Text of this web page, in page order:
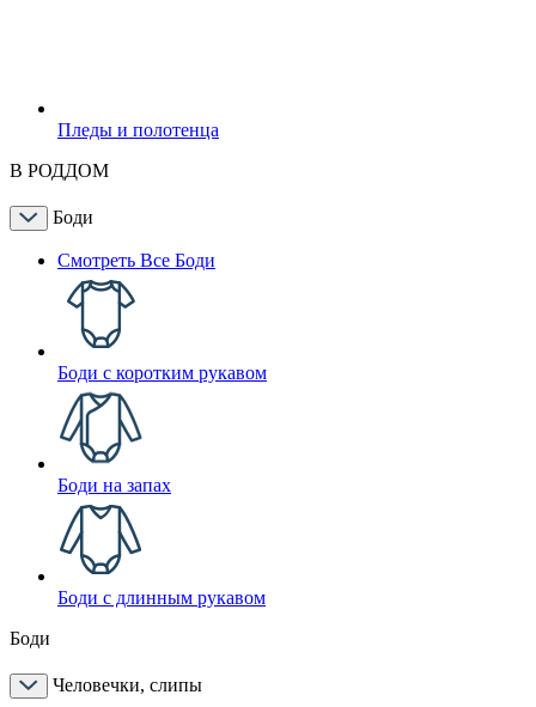
Пледы и полотенца
В РОДДОМ
Боди
Смотреть Все Боди
Боди с коротким рукавом
Боди на запах
Боди с длинным рукавом
Боди
Человечки, слипы